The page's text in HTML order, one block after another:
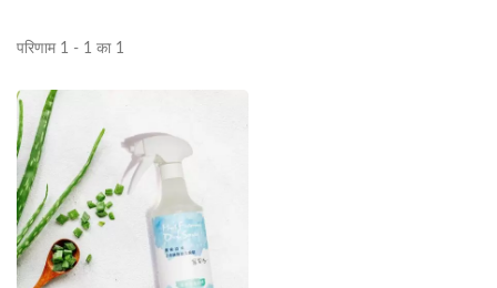
परिणाम 1 - 1 का 1